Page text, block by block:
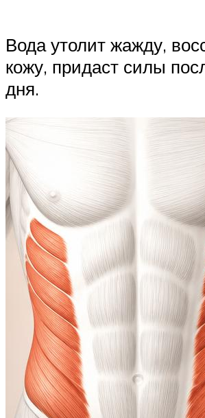
Вода утолит жажду,
кожу, придаст силы
дня.